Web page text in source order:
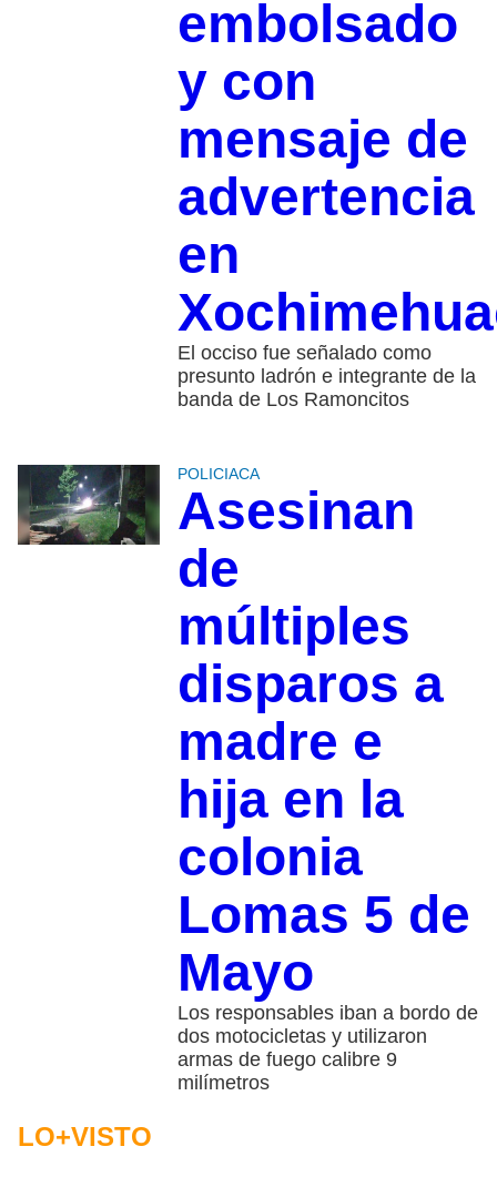
embolsado
y con
mensaje de
advertencia
en
El occiso fue señalado como
presunto ladrón e integrante de la
banda de Los Ramoncitos
POLICIACA
Asesinan
de
múltiples
disparos a
madre e
hija en la
colonia
Lomas 5 de
Mayo
Los responsables iban a bordo de
dos motocicletas y utilizaron
armas de fuego calibre 9
milímetros
LO+VISTO